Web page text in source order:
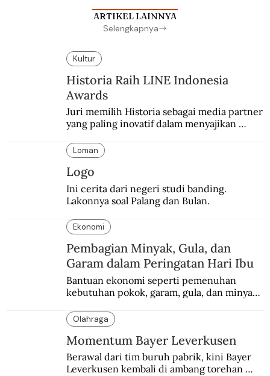
ARTIKEL LAINNYA
Selengkapnya
Kultur
Historia Raih LINE Indonesia
Awards
Juri memilih Historia sebagai media partner
yang paling inovatif dalam menyajikan
Loman
Logo
Ini cerita dari negeri studi banding.
Lakonnya soal Palang dan Bulan.
Ekonomi
Pembagian Minyak, Gula, dan
Garam dalam Peringatan Hari Ibu
Bantuan ekonomi seperti pemenuhan
kebutuhan pokok, garam, gula, dan minyak
peringatan Hari Ibu.
Olahraga
Momentum Bayer Leverkusen
Berawal dari tim buruh pabrik, kini Bayer
Leverkusen kembali di ambang torehan